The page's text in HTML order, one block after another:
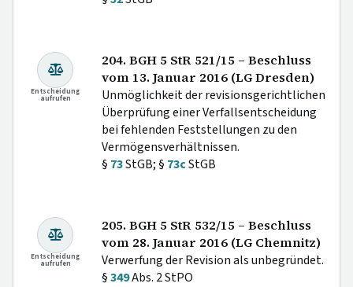
Entscheidung
aufrufen
204. BGH 5 StR 521/15 – Beschluss
vom 13. Januar 2016 (LG Dresden)
Unmöglichkeit der revisionsgerichtlichen
Überprüfung einer Verfallsentscheidung
bei fehlenden Feststellungen zu den
Vermögensverhältnissen.
§ 73StGB; § 73cStGB
Entscheidung
aufrufen
205. BGH 5 StR 532/15 – Beschluss
vom 28. Januar 2016 (LG Chemnitz)
Verwerfung der Revision als unbegründet.
§349Abs. 2 StPO